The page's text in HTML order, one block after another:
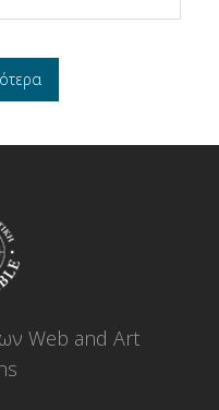
Web and Art